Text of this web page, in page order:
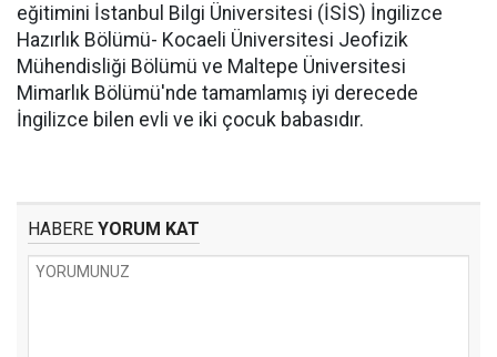
eğitimini İstanbul Bilgi Üniversitesi (İSİS) İngilizce
Hazırlık Bölümü- Kocaeli Üniversitesi Jeofizik
Mühendisliği Bölümü ve Maltepe Üniversitesi
Mimarlık Bölümü'nde tamamlamış iyi derecede
İngilizce bilen evli ve iki çocuk babasıdır.
HABERE YORUM KAT